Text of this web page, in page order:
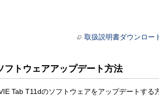
取扱説明書ダウンロー
フトウェアアップデート方法
Tab T11dのソフトウェアをアップデートする